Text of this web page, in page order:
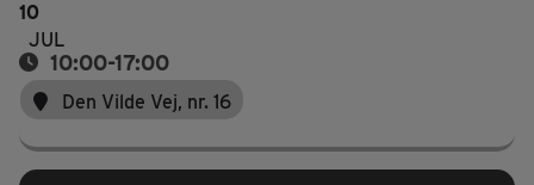
10
JUL
10:00-17:00
Den Vilde Vej, nr. 16